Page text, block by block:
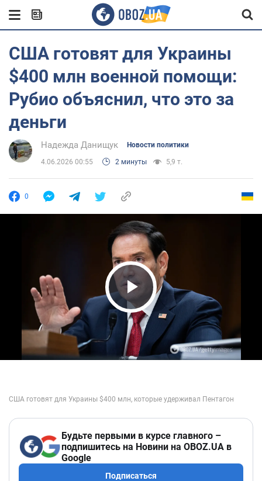
США готовят для Украины
$400 млн военной помощи:
Рубио объяснил, что это за
деньги
Надежда Данищук Новости политики
4.06.2026 00:55 2 минуты 5,9 т.
0
Play Video
Будьте первыми в курсе главного –
подпишитесь на Новини на OBOZ.UA в
Google
Подписаться